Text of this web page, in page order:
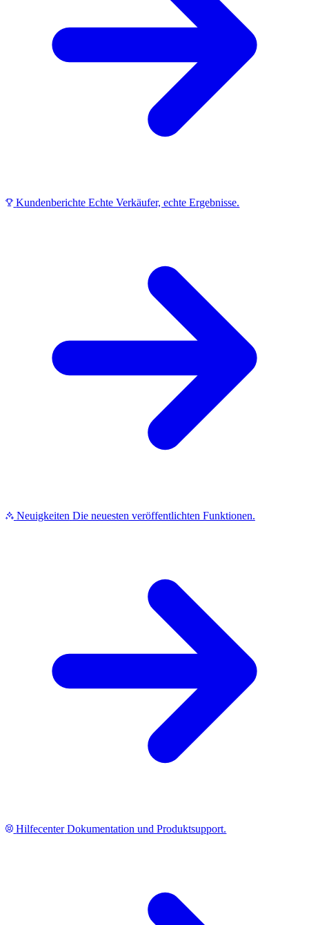
Kundenberichte Echte Verkäufer, echte Ergebnisse.
Neuigkeiten Die neuesten veröffentlichten Funktionen.
Hilfecenter Dokumentation und Produktsupport.